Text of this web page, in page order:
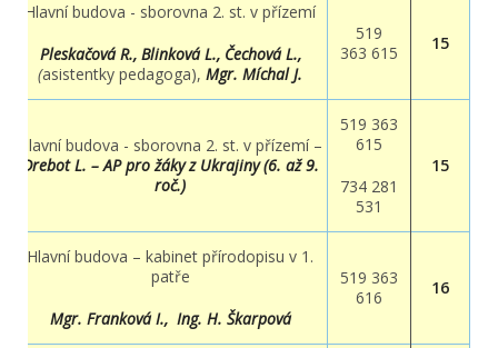
Hlavní budova - sborovna 2. st. v přízemí
Pleskačová R., Blinková L., Čechová L.,
(asistentky pedagoga), Mgr. Míchal J.
519
363 615
15
Hlavní budova - sborovna 2. st. v přízemí –
Drebot L. – AP pro žáky z Ukrajiny (6. až 9.
roč.)
519 363
615
734 281
531
15
Hlavní budova – kabinet přírodopisu v 1.
patře
Mgr. Franková I., Ing. H. Škarpová
519 363
616
16